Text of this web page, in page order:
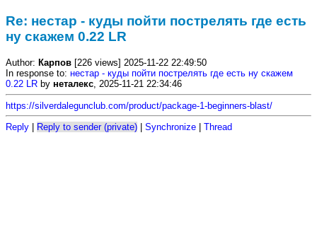
Re: нестар - куды пойти пострелять где есть
ну скажем 0.22 LR
Author: Карпов [226 views] 2025-11-22 22:49:50
In response to: нестар - куды пойти пострелять где есть ну скажем
0.22 LR by неталекс, 2025-11-21 22:34:46
https://silverdalegunclub.com/product/package-1-beginners-blast/
Reply Reply to sender (private) Synchronize Thread